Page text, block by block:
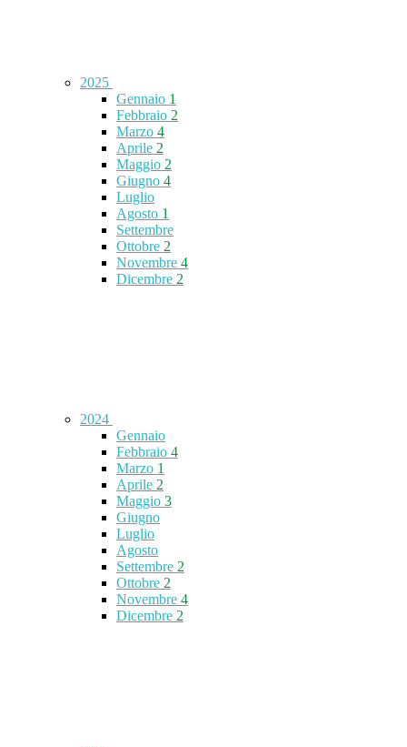
2025
Gennaio 1
Febbraio 2
Marzo 4
Aprile 2
Maggio 2
Giugno 4
Luglio
Agosto 1
Settembre
Ottobre 2
Novembre 4
Dicembre 2
2024
Gennaio
Febbraio 4
Marzo 1
Aprile 2
Maggio 3
Giugno
Luglio
Agosto
Settembre 2
Ottobre 2
Novembre 4
Dicembre 2